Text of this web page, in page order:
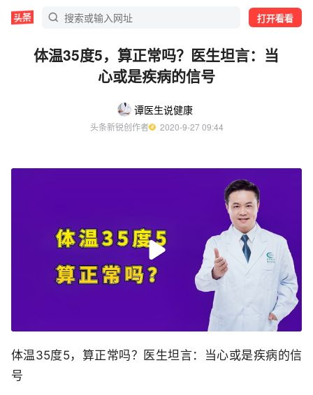
打开看看
体温35度5，算正常吗？医生坦言：当
心或是疾病的信号
谭医生说健康
头条新锐创作者
  2020-9-27 09:44
体温35度5，算正常吗？医生坦言：当心或是疾病的信
号